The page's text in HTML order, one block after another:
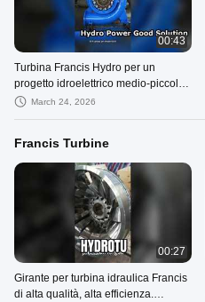
00:43
Turbina Francis Hydro per un
progetto idroelettrico medio-piccolo
ad alto carico d'acqua
March 24, 2026
Francis Turbine
00:27
Girante per turbina idraulica Francis
di alta qualità, alta efficienza.